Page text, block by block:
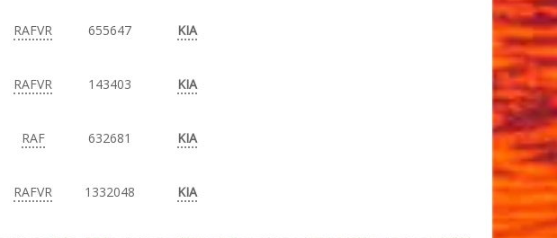
RAFVR 655647 KIA
RAFVR 143403 KIA
RAF 632681 KIA
RAFVR 1332048 KIA